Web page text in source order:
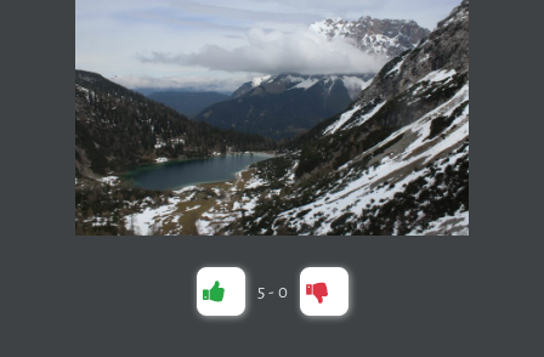
5 - 0